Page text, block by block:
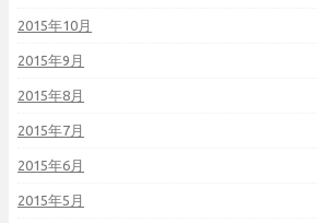
2015年10月
2015年9月
2015年8月
2015年7月
2015年6月
2015年5月